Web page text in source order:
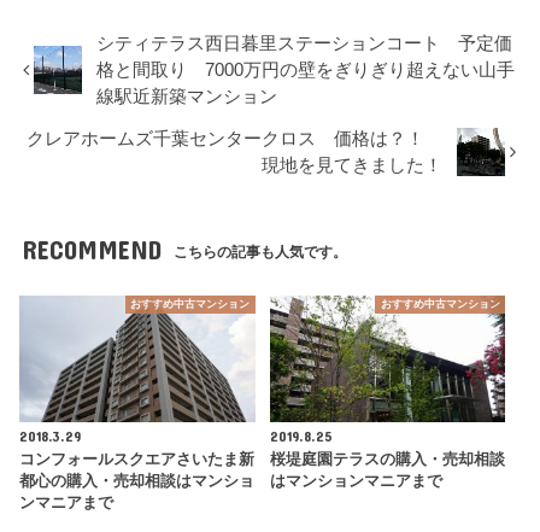
シティテラス西日暮里ステーションコート 予定価
格と間取り 7000万円の壁をぎりぎり超えない山手
線駅近新築マンション
クレアホームズ千葉センタークロス 価格は？！
現地を見てきました！
RECOMMEND こちらの記事も人気です。
おすすめ中古マンション
2018.3.29
コンフォールスクエアさいたま新
都心の購入・売却相談はマンショ
ンマニアまで
おすすめ中古マンション
2019.8.25
桜堤庭園テラスの購入・売却相談
はマンションマニアまで